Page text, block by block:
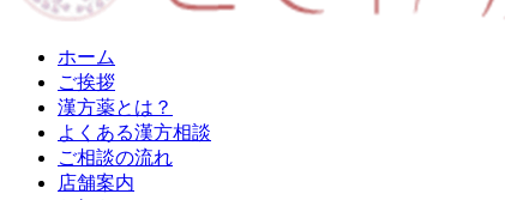
ホーム
ご挨拶
漢方薬とは？
よくある漢方相談
ご相談の流れ
店舗案内